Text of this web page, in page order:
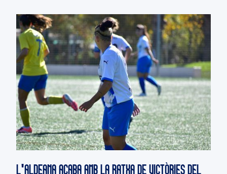
L'ALDEANA ACABA AMB LA RATXA DE VICTÒRIES DEL